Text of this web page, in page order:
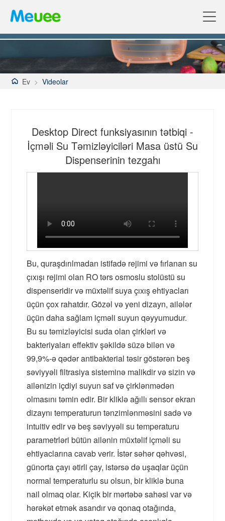
Ev > Videolar
Desktop Direct funksiyasının tətbiqi -
İçməli Su Təmizləyiciləri Masa üstü Su
Dispenserinin tezgahı
Bu, quraşdırılmadan istifadə rejimi və fırlanan su
çıxışı rejimi olan RO tərs osmoslu stolüstü su
dispenseridir və müxtəlif suya çıxış ehtiyacları
üçün çox rahatdır. Gözəl və yeni dizayn, ailələr
üçün daha sağlam içməli suyun qəyyumudur.
Bu su təmizləyicisi suda olan çirkləri və
bakteriyaları effektiv şəkildə süzə bilən və
99,9%-ə qədər antibakterial təsir göstərən beş
səviyyəli filtrasiya sisteminə malikdir və sizin və
ailənizin içdiyi suyun saf və çirklənmədən
olmasını təmin edir. Bir kliklə ağıllı sensor ekran
dizaynı temperaturun tənzimlənməsini sadə və
intuitiv edir və beş səviyyəli su temperaturu
parametrləri bütün ailənin müxtəlif içməli su
ehtiyaclarına cavab verir. İstər səhər qəhvəsi,
günorta çayı ətirli çay, istərsə də uşaqlar üçün
normal temperaturlu su olsun, bir kliklə buna
nail olmaq olar. Kiçik bir mərtəbə sahəsi var və
hərəkət etmək asandır və qonaq otağında,